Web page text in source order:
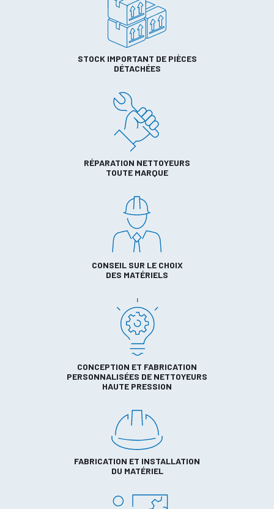
STOCK IMPORTANT DE PIÈCES
DÉTACHÉES
RÉPARATION NETTOYEURS
TOUTE MARQUE
CONSEIL SUR LE CHOIX
DES MATÉRIELS
CONCEPTION ET FABRICATION
PERSONNALISÉES DE NETTOYEURS
HAUTE PRESSION
FABRICATION ET INSTALLATION
DU MATÉRIEL